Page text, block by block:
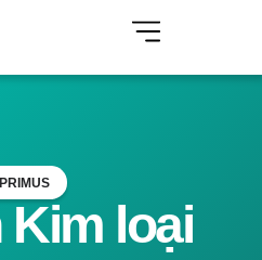
Kim loại